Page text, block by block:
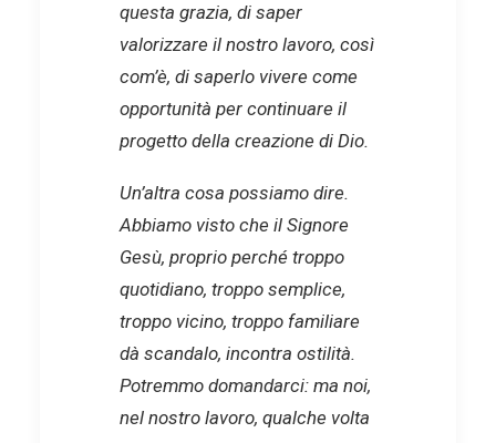
questa grazia, di saper
valorizzare il nostro lavoro, così
com’è, di saperlo vivere come
opportunità per continuare il
progetto della creazione di Dio.
Un’altra cosa possiamo dire.
Abbiamo visto che il Signore
Gesù, proprio perché troppo
quotidiano, troppo semplice,
troppo vicino, troppo familiare
dà scandalo, incontra ostilità.
Potremmo domandarci: ma noi,
nel nostro lavoro, qualche volta